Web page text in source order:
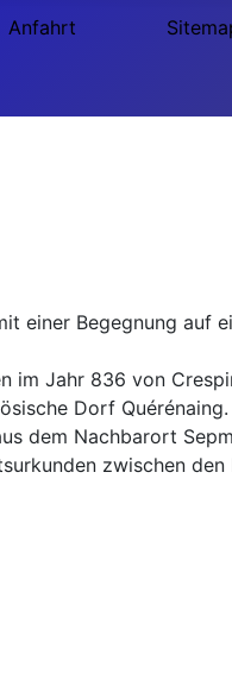
Anfahrt
einer Begegnung auf
im Jahr 836 von
Dorf Quérénaing.
dem Nachbarort
zwischen